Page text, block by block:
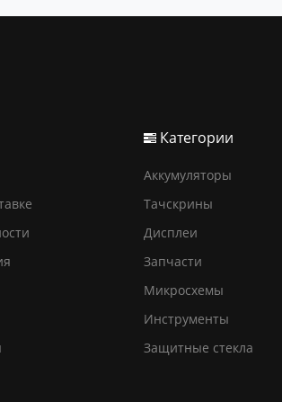
Категории
Аккумуляторы
Тачскрины
Дисплеи
Запчасти
Микросхемы
Инструменты
Защитные стекла